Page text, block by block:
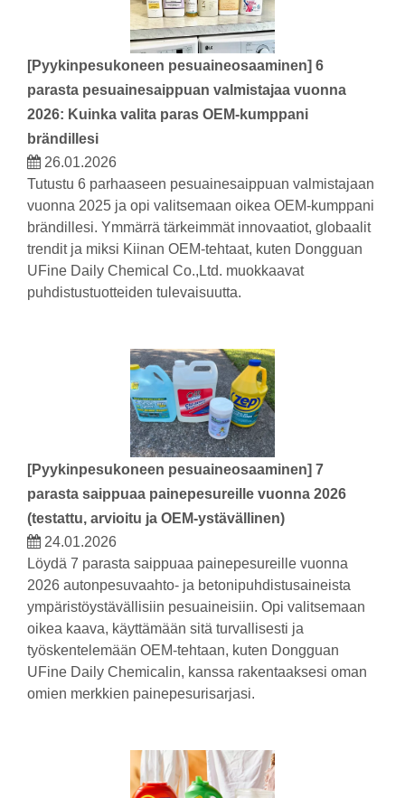
[Pyykinpesukoneen pesuaineosaaminen] 6
parasta pesuainesaippuan valmistajaa vuonna
2026: Kuinka valita paras OEM-kumppani
brändillesi
26.01.2026
Tutustu 6 parhaaseen pesuainesaippuan valmistajaan
vuonna 2025 ja opi valitsemaan oikea OEM-kumppani
brändillesi. Ymmärrä tärkeimmät innovaatiot, globaalit
trendit ja miksi Kiinan OEM-tehtaat, kuten Dongguan
UFine Daily Chemical Co.,Ltd. muokkaavat
puhdistustuotteiden tulevaisuutta.
[Pyykinpesukoneen pesuaineosaaminen] 7
parasta saippuaa painepesureille vuonna 2026
(testattu, arvioitu ja OEM-ystävällinen)
24.01.2026
Löydä 7 parasta saippuaa painepesureille vuonna
2026 autonpesuvaahto- ja betonipuhdistusaineista
ympäristöystävällisiin pesuaineisiin. Opi valitsemaan
oikea kaava, käyttämään sitä turvallisesti ja
työskentelemään OEM-tehtaan, kuten Dongguan
UFine Daily Chemicalin, kanssa rakentaaksesi oman
omien merkkien painepesurisarjasi.